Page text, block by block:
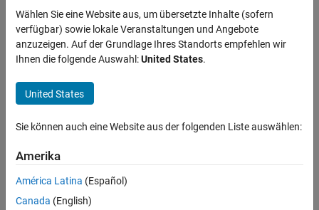
How useful was this information?
Wählen Sie eine Website aus, um übersetzte Inhalte (sofern
verfügbar) sowie lokale Veranstaltungen und Angebote
anzuzeigen. Auf der Grundlage Ihres Standorts empfehlen wir
Ihnen die folgende Auswahl:United States.
United States
Sie können auch eine Website aus der folgenden Liste auswählen:
Amerika
América Latina (Español)
Canada (English)